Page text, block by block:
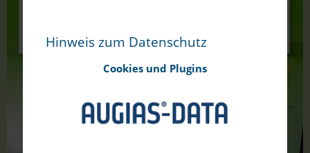
Hinweis zum Datenschutz
Cookies und Plugins